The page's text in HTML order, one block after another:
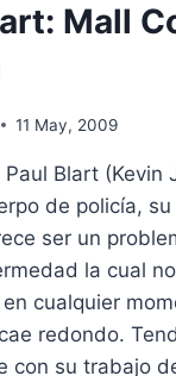
Mall
11 May, 2009
Paul Blart (Kevin
de policía,
ser un
la cual
cualquier
redondo.
con su trabajo